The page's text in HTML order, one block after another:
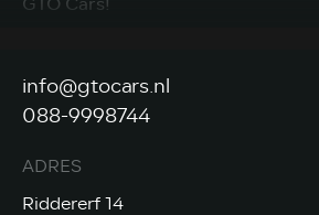
MEER OVER ONS
info@gtocars.nl
088-9998744
ADRES
Riddererf 14